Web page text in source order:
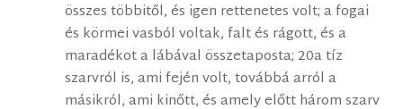
összes többitől, és igen rettenetes volt; a fogai
és körmei vasból voltak, falt és rágott, és a
maradékot a lábával összetaposta; 20a tíz
szarvról is, ami fején volt, továbbá arról a
másikról, ami kinőtt, és amely előtt három szarv